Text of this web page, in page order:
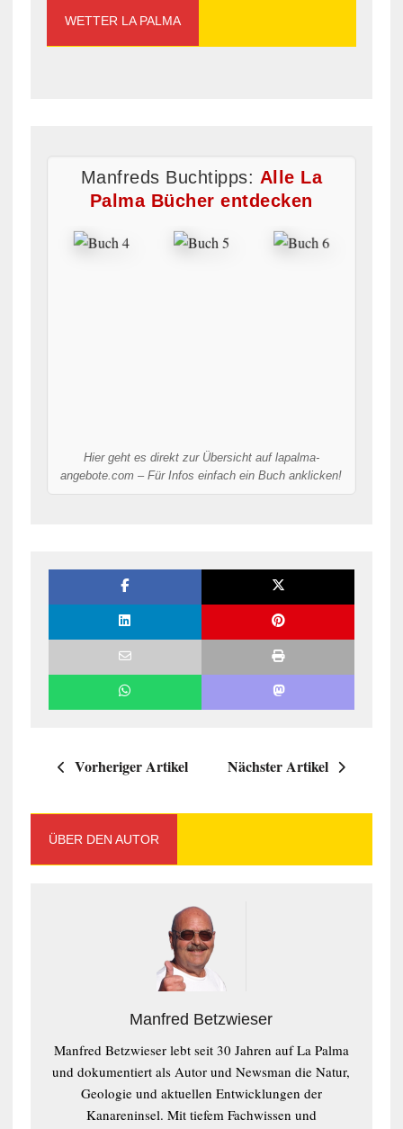
WETTER LA PALMA
Manfreds Buchtipps: Alle La
Palma Bücher entdecken
Hier geht es direkt zur Übersicht auf lapalma-
angebote.com – Für Infos einfach ein Buch anklicken!
Vorheriger Artikel Nächster Artikel
ÜBER DEN AUTOR
Manfred Betzwieser
Manfred Betzwieser lebt seit 30 Jahren auf La Palma
und dokumentiert als Autor und Newsman die Natur,
Geologie und aktuellen Entwicklungen der
Kanareninsel. Mit tiefem Fachwissen und